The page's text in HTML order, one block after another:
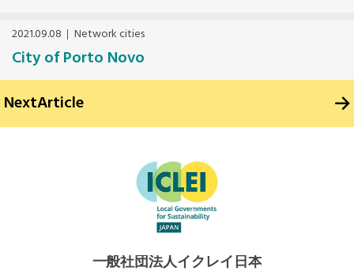
Mexico, Central America and Caribbean
Secretariat
Southeast Asia Secretariat
South America Secretariat
2021.09.08 Network cities
City of Porto Novo
NextArticle
一般社団法人イクレイ日本